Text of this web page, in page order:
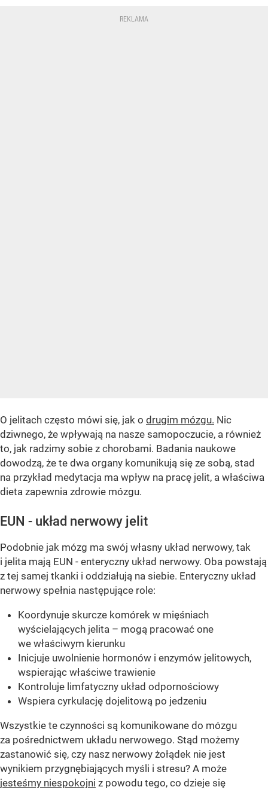
O jelitach często mówi się, jak o drugim mózgu. Nic
dziwnego, że wpływają na nasze samopoczucie, a również
to, jak radzimy sobie z chorobami. Badania naukowe
dowodzą, że te dwa organy komunikują się ze sobą, stad
na przykład medytacja ma wpływ na pracę jelit, a właściwa
dieta zapewnia zdrowie mózgu.
EUN - układ nerwowy jelit
Podobnie jak mózg ma swój własny układ nerwowy, tak
i jelita mają EUN - enteryczny układ nerwowy. Oba powstają
z tej samej tkanki i oddziałują na siebie. Enteryczny układ
nerwowy spełnia następujące role:
Koordynuje skurcze komórek w mięśniach
wyścielających jelita – mogą pracować one
we właściwym kierunku
Inicjuje uwolnienie hormonów i enzymów jelitowych,
wspierając właściwe trawienie
Kontroluje limfatyczny układ odpornościowy
Wspiera cyrkulację dojelitową po jedzeniu
Wszystkie te czynności są komunikowane do mózgu
za pośrednictwem układu nerwowego. Stąd możemy
zastanowić się, czy nasz nerwowy żołądek nie jest
wynikiem przygnębiających myśli i stresu? A może
jesteśmy niespokojni z powodu tego, co dzieje się